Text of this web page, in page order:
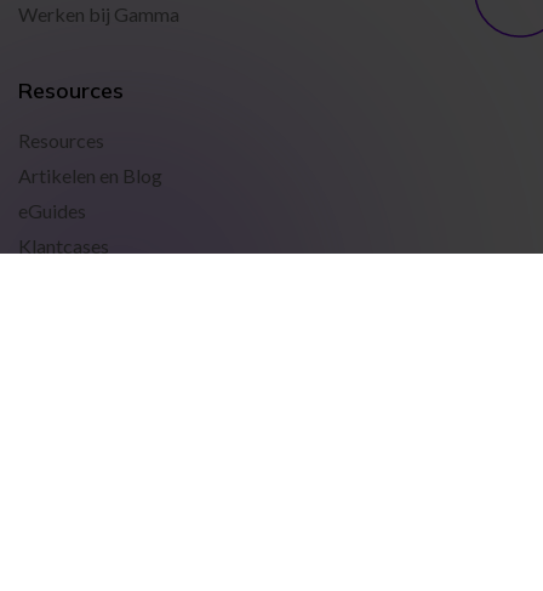
Werken bij Gamma
Resources
Resources
Artikelen en Blog
eGuides
Klantcases